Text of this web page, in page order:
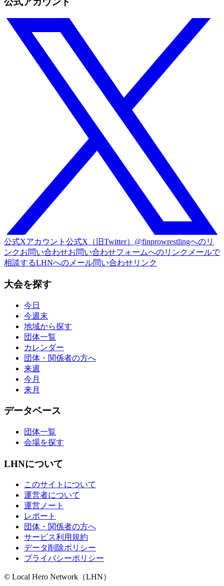
公式Xアカウント 公式X（旧Twitter）@finprowrestlingへのリ
ンクお問い合わせお問い合わせフォームへのリンク メールで
相談するLHNへのメール問い合わせリンク
大会を探す
今日
今週末
地域から探す
団体一覧
カレンダー
団体・関係者の方へ
来週
今月
来月
データベース
団体一覧
会場を探す
LHNについて
このサイトについて
運営者について
運営ノート
レポート
団体・関係者の方へ
サービス利用規約
データ削除ポリシー
プライバシーポリシー
© Local Hero Network（LHN）